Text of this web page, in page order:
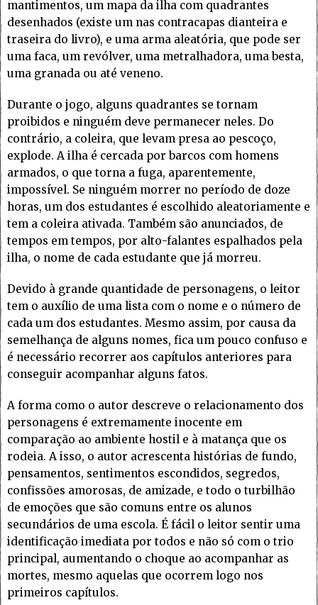
mantimentos, um mapa da ilha com quadrantes
desenhados (existe um nas contracapas dianteira e
traseira do livro), e uma arma aleatória, que pode ser
uma faca, um revólver, uma metralhadora, uma besta,
uma granada ou até veneno.
Durante o jogo, alguns quadrantes se tornam
proibidos e ninguém deve permanecer neles. Do
contrário, a coleira, que levam presa ao pescoço,
explode. A ilha é cercada por barcos com homens
armados, o que torna a fuga, aparentemente,
impossível. Se ninguém morrer no período de doze
horas, um dos estudantes é escolhido aleatoriamente e
tem a coleira ativada. Também são anunciados, de
tempos em tempos, por alto-falantes espalhados pela
ilha, o nome de cada estudante que já morreu.
Devido à grande quantidade de personagens, o leitor
tem o auxílio de uma lista com o nome e o número de
cada um dos estudantes. Mesmo assim, por causa da
semelhança de alguns nomes, fica um pouco confuso e
é necessário recorrer aos capítulos anteriores para
conseguir acompanhar alguns fatos.
A forma como o autor descreve o relacionamento dos
personagens é extremamente inocente em
comparação ao ambiente hostil e à matança que os
rodeia. A isso, o autor acrescenta histórias de fundo,
pensamentos, sentimentos escondidos, segredos,
confissões amorosas, de amizade, e todo o turbilhão
de emoções que são comuns entre os alunos
secundários de uma escola. É fácil o leitor sentir uma
identificação imediata por todos e não só com o trio
principal, aumentando o choque ao acompanhar as
mortes, mesmo aquelas que ocorrem logo nos
primeiros capítulos.